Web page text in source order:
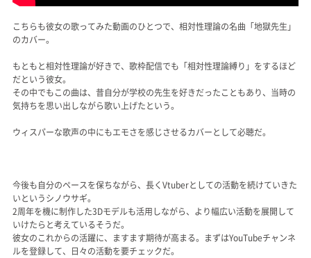
こちらも彼女の歌ってみた動画のひとつで、相対性理論の名曲「地獄先生」
のカバー。
もともと相対性理論が好きで、歌枠配信でも「相対性理論縛り」をするほど
だという彼女。
その中でもこの曲は、昔自分が学校の先生を好きだったこともあり、当時の
気持ちを思い出しながら歌い上げたという。
ウィスパーな歌声の中にもエモさを感じさせるカバーとして必聴だ。
今後も自分のペースを保ちながら、長くVtuberとしての活動を続けていきた
いというシノウサギ。
2周年を機に制作した3Dモデルも活用しながら、より幅広い活動を展開して
いけたらと考えているそうだ。
彼女のこれからの活躍に、ますます期待が高まる。まずはYouTubeチャンネ
ルを登録して、日々の活動を要チェックだ。